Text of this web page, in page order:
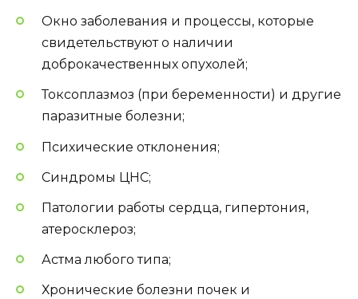
Окно заболевания и процессы, которые
свидетельствуют о наличии
доброкачественных опухолей;
Токсоплазмоз (при беременности) и другие
паразитные болезни;
Психические отклонения;
Синдромы ЦНС;
Патологии работы сердца, гипертония,
атеросклероз;
Астма любого типа;
Хронические болезни почек и